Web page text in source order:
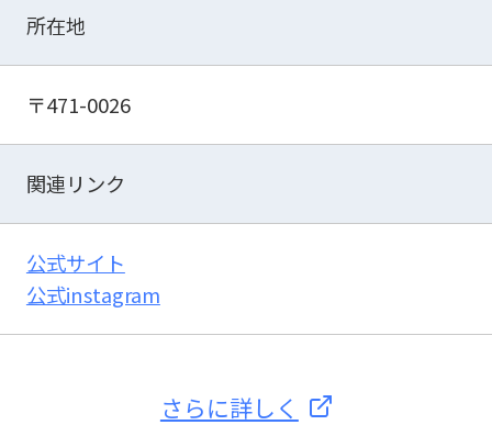
所在地
〒471-0026
関連リンク
公式サイト
公式instagram
さらに詳しく